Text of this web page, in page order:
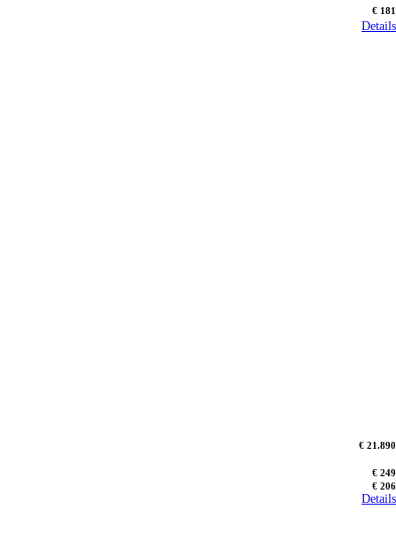
€ 181
Details
€ 21.890
€ 249
€ 206
Details